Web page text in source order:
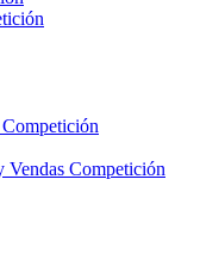
Vendas Competición